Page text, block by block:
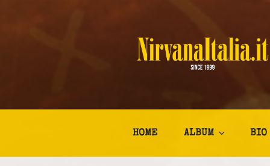
NIRVANA
HOME ALBUM BIO